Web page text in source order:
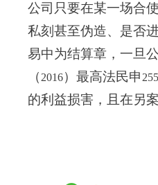
公司只要在某一场合
私刻甚至伪造、是否
易中为结算章，一旦
（ 2016）最高法民申 255
的利益损害，且在另